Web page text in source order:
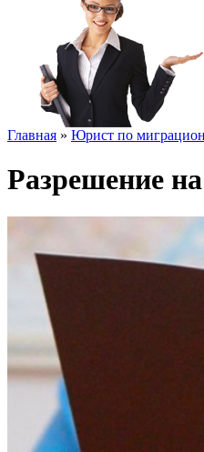
Главная » Юрист по
Разрешение